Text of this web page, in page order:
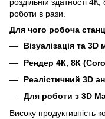
роздільній здатності
роботи в рази.
Для чого робоча
Візуалізація та
Рендер 4К, 8К
Реалістичний 3D
Для роботи з 3D
Високу продуктивність